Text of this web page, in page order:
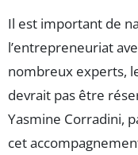
Il est important de
l’entrepreneuriat
nombreux experts,
devrait pas être
Yasmine Corradini,
cet